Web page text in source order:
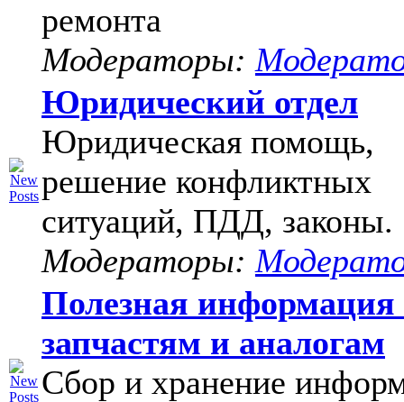
ремонта
Модераторы:
Юридический отдел
Юридическая помощь,
решение конфликтных
ситуаций, ПДД, законы.
Модераторы:
Полезная информация
запчастям и аналогам
Сбор и хранение